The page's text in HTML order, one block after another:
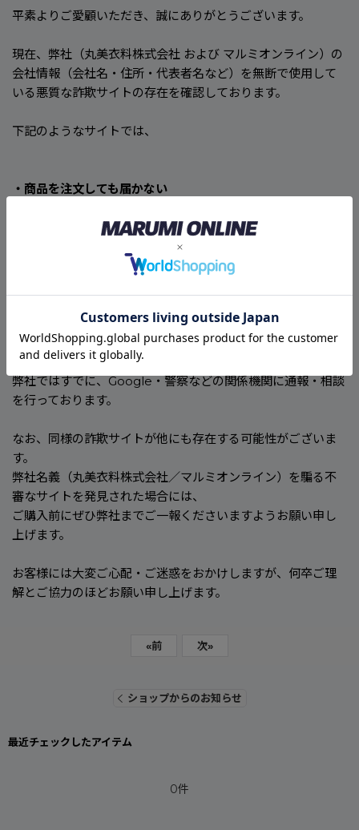
平素よりご愛顧いただき、誠にありがとうございます。
現在、弊社（丸美衣料株式会社 および マルミオンライン）の
会社情報（会社名・住所・代表者名など）を無断で使用して
いる悪質な詐欺サイトの存在を確認しております。
下記のようなサイトでは、
・商品を注文しても届かない
・クレジットカード情報などの個人情報が不正に取得される
といった 重大な被害に遭う可能性が極めて高い ため、絶対に
■ 発見されている詐欺サイトの一例
https://marbag.texasii.baby/about_us
弊社ではすでに、Google・警察などの関係機関に通報・相談
を行っております。
なお、同様の詐欺サイトが他にも存在する可能性がございま
す。
弊社名義（丸美衣料株式会社／マルミオンライン）を騙る不
審なサイトを発見された場合には、
ご購入前にぜひ弊社までご一報くださいますようお願い申し
上げます。
お客様には大変ご心配・ご迷惑をおかけしますが、何卒ご理
解とご協力のほどお願い申し上げます。
«前 次»
ショップからのお知らせ
最近チェックしたアイテム
0件